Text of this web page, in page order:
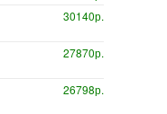
30140р.
27870р.
26798р.